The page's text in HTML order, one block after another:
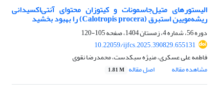
الیستورهای متیل‌جاسمونات و کیتوزان محتوای آنتی‌اکسیدانی
ریشه‌مویین استبرق (Calotropis procera) را بهبود بخشید
دوره 56، شماره 4، زمستان 1404، صفحه
105-120
10.22059/ijfcs.2025.390829.655131
فاطمه علی عسکری، منیژه سبکدست، محمدرضا نقوی
مشاهده مقاله
اصل مقاله 1.81 M